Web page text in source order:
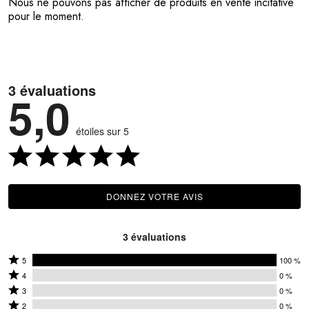
pour le moment.
3 évaluations
5,0 étoiles sur 5
DONNEZ VOTRE AVIS
3 évaluations
Coté
5
étoiles
5 100 %
Coté
4
étoiles
4 0 %
Coté
3
3 0 %
Coté
2 0 %